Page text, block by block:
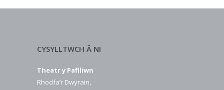
CYSYLLTWCH Â NI
Theatr y Pafiliwn
Rhodfa’r Dwyrain,